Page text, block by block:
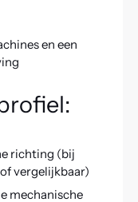
en een
richting (bij
vergelijkbaar)
mechanische